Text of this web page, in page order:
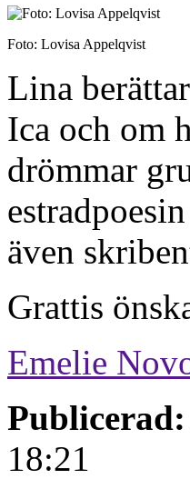
Foto: Lovisa Appelqvist
Lina
Ica och om
drömmar
även
Grattis
Emelie
Publicerad:
18:21